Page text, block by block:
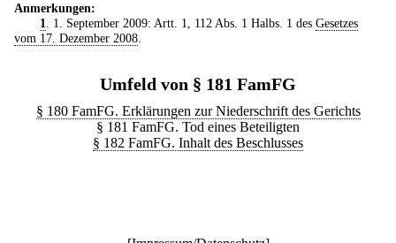
Anmerkungen:
1
. 1. September 2009: Artt. 1, 112 Abs. 1 Halbs. 1 des Gesetzes
vom 17. Dezember 2008
Umfeld von § 181 FamFG
§ 180 FamFG. Erklärungen zur Niederschrift des Gerichts
§ 181 FamFG. Tod eines Beteiligten
§ 182 FamFG. Inhalt des Beschlusses